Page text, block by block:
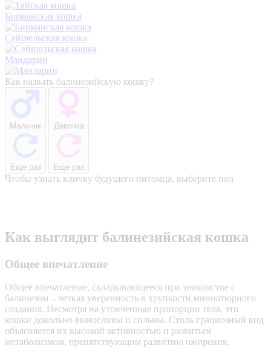
Бирманская кошка
Сейшельская кошка
Мандарин
Как назвать балинезийскую кошку?
Мальчик
Еще раз
Девочка
Еще раз
Чтобы узнать кличку будущего питомца, выберите пол
Как выглядит балинезийская кошка
Общее впечатление
Общее впечатление, складывающееся при знакомстве с
балинезом – четкая уверенность в хрупкости миниатюрного
создания. Несмотря на утонченные пропорции тела, эти
кошки довольно выносливы и сильны. Столь грациозный вид
объясняется их высокой активностью и развитым
метаболизмом, препятствующим развитию ожирения.